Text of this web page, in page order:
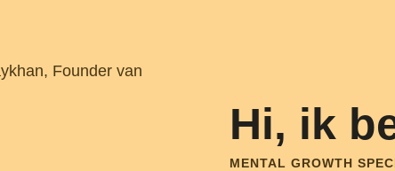
Hi, ik
MENTAL GROWTH